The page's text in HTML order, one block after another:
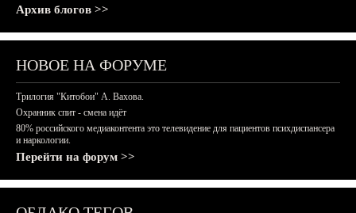
Архив блогов >>
НОВОЕ НА ФОРУМЕ
Трилогия "Китобои" А. Вахова.
Охранник спит - смена идёт
80% российского медиаконтента это телевидение для пациентов психдиспансера
и наркологии.
Перейти на форум >>